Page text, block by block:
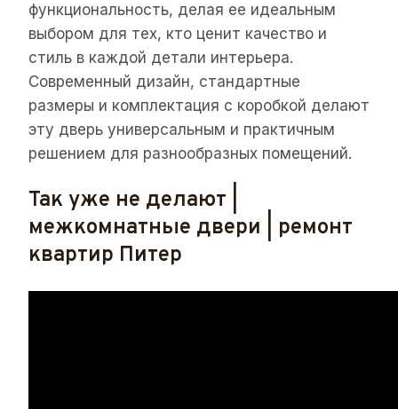
функциональность, делая ее идеальным
выбором для тех, кто ценит качество и
стиль в каждой детали интерьера.
Современный дизайн, стандартные
размеры и комплектация с коробкой делают
эту дверь универсальным и практичным
решением для разнообразных помещений.
Так уже не делают |
межкомнатные двери | ремонт
квартир Питер